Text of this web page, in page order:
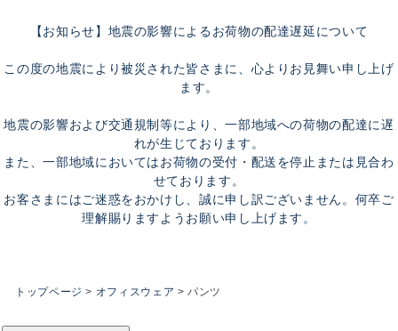
【お知らせ】地震の影響によるお荷物の配達遅延について
この度の地震により被災された皆さまに、心よりお見舞い申し上げ
ます。
地震の影響および交通規制等により、一部地域への荷物の配達に遅
れが生じております。
また、一部地域においてはお荷物の受付・配送を停止または見合わ
せております。
お客さまにはご迷惑をおかけし、誠に申し訳ございません。何卒ご
理解賜りますようお願い申し上げます。
トップページ オフィスウェア パンツ